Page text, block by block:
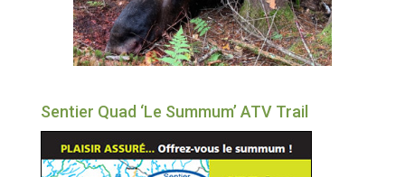
Sentier Quad ‘Le Summum’ ATV Trail